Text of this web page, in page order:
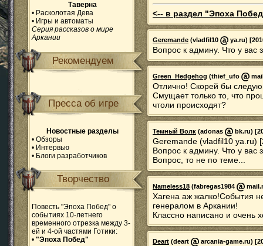
Таверна
• Расколотая Дева
• Игры и автоматы
Серия рассказов о мире
Аркании
Рекомендуем
Пресса об игре
Новостные разделы
• Обзоры
• Интервью
• Блоги разработчиков
Творчество
Повесть "Эпоха Побед" о
событиях 10-летнего
временного отрезка между 3-
ей и 4-ой частями Готики:
• "Эпоха Побед"
<-- в раздел "Эпоха
Geremande (vladfil10 ya.ru)
Вопрос к админу. Что у вас
Green_Hedgehog (thief_ufo
Отлично! Скорей бы
Смущает только то, что
чтоли происходят?
Темный Волк (adonas bk.ru)
Geremande (vladfil10 ya.ru)
Вопрос к админу. Что у вас
Вопрос, то не по теме...
Nameless18 (fabregas1984
Хагена аж жалко!События
генералом в Аркании!
Классно написано и очень
Deart (deart arcania-game.ru)